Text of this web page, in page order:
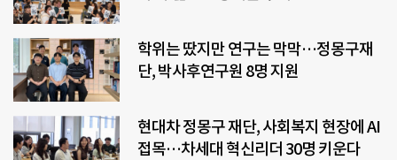
학위는 땄지만 연구는 막막…정몽구재
단, 박사후연구원 8명 지원
현대차 정몽구 재단, 사회복지 현장에 AI
접목…차세대 혁신리더 30명 키운다